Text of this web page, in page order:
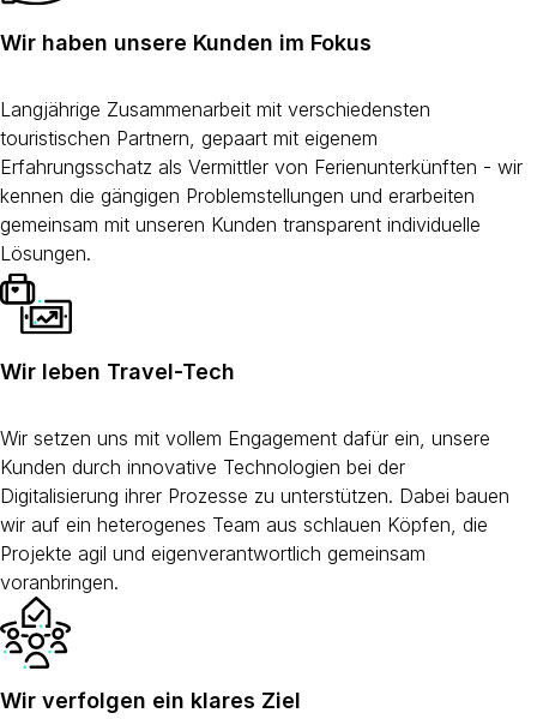
Wir haben unsere Kunden im Fokus
Langjährige Zusammenarbeit mit verschiedensten
touristischen Partnern, gepaart mit eigenem
Erfahrungsschatz als Vermittler von Ferienunterkünften - wir
kennen die gängigen Problemstellungen und erarbeiten
gemeinsam mit unseren Kunden transparent individuelle
Lösungen.
Wir leben Travel-Tech
Wir setzen uns mit vollem Engagement dafür ein, unsere
Kunden durch innovative Technologien bei der
Digitalisierung ihrer Prozesse zu unterstützen. Dabei bauen
wir auf ein heterogenes Team aus schlauen Köpfen, die
Projekte agil und eigenverantwortlich gemeinsam
voranbringen.
Wir verfolgen ein klares Ziel